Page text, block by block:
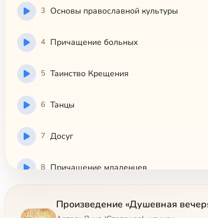
3 Основы православной культуры
4 Причащение больных
5 Таинство Крещения
6 Танцы
7 Досуг
8 Причащение младенцев
Внешний вид мужчины
Произведение «Душевная